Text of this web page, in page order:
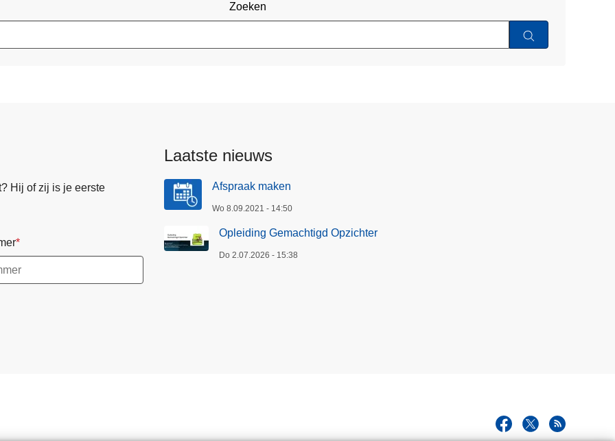
Zoeken
Hij of zij is je eerste
Laatste nieuws
Afspraak maken
Wo 8.09.2021 - 14:50
Opleiding Gemachtigd Opzichter
Do 2.07.2026 - 15:38